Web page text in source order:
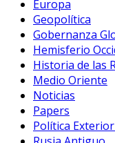
Europa
Geopolítica
Gobernanza
Hemisferio
Historia de las
Medio Oriente
Noticias
Papers
Política